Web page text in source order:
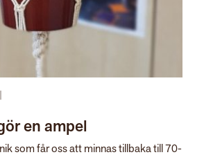
|
en ampel
som får oss att minnas tillbaka till 70-